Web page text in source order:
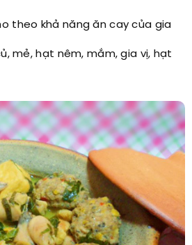
theo khả năng ăn cay của gia
mẻ, hạt nêm, mắm, gia vị, hạt